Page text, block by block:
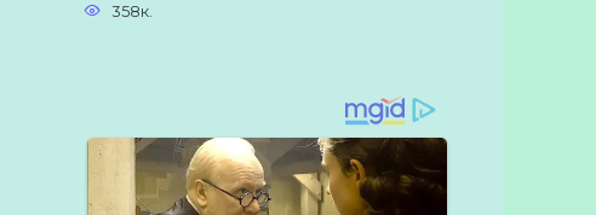
358к.